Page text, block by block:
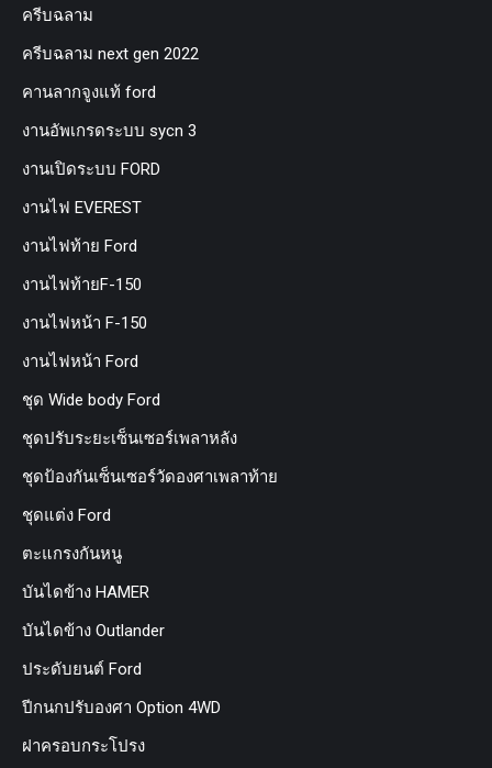
ครีบฉลาม
ครีบฉลาม next gen 2022
คานลากจูงแท้ ford
งานอัพเกรดระบบ sycn 3
งานเปิดระบบ FORD
งานไฟ EVEREST
งานไฟท้าย Ford
งานไฟท้ายF-150
งานไฟหน้า F-150
งานไฟหน้า Ford
ชุด Wide body Ford
ชุดปรับระยะเซ็นเซอร์เพลาหลัง
ชุดป้องกันเซ็นเซอร์วัดองศาเพลาท้าย
ชุดแต่ง Ford
ตะแกรงกันหนู
บันไดข้าง HAMER
บันไดข้าง Outlander
ประดับยนต์ Ford
ปีกนกปรับองศา Option 4WD
ฝาครอบกระโปรง